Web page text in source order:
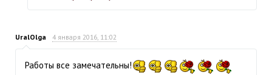
UralOlga 4 января 2016, 11:02
Работы все замечательны!